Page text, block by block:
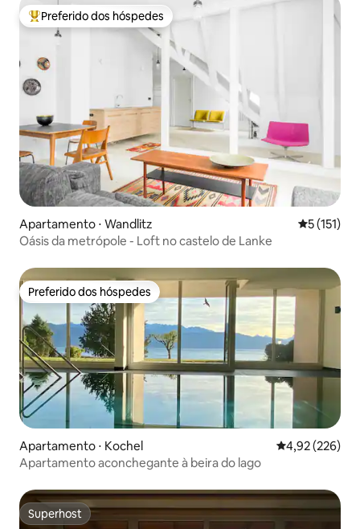
Entre os melhores preferidos dos hóspedes
Preferido dos hóspedes
Apartamento ⋅ Wandlitz 5 de uma
5 (151)
Oásis da metrópole - Loft no castelo de Lanke
Preferido dos hóspedes
Preferido dos hóspedes
Apartamento ⋅ Kochel 4,92 de uma
4,92 (226)
Apartamento aconchegante à beira do lago
Superhost
Superhost